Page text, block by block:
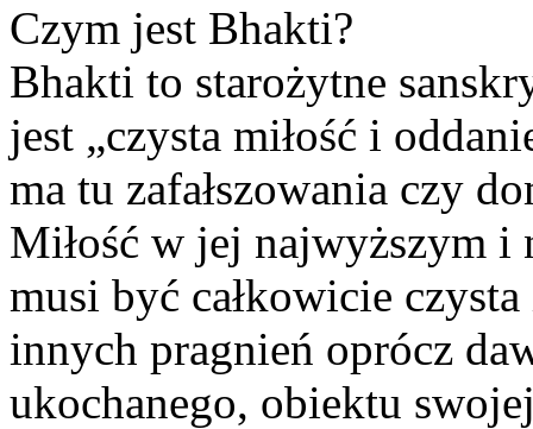
Czym jest Bhakti?
Bhakti to starożytne
jest „czysta miłość i
ma tu zafałszowania czy
Miłość w jej najwyższym i
musi być całkowicie
innych pragnień oprócz
ukochanego, obiektu